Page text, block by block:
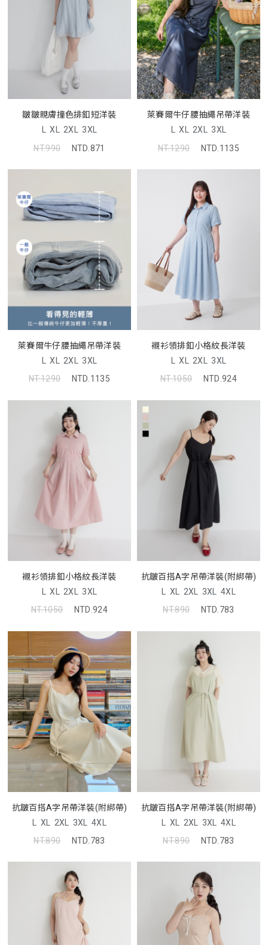
皺皺親膚撞色排釦短洋裝
L XL 2XL 3XL
NT.990
NTD.871
萊賽爾牛仔腰抽繩吊帶洋裝
L XL 2XL 3XL
NT.1290
NTD.1135
萊賽爾牛仔腰抽繩吊帶洋裝
L XL 2XL 3XL
NT.1290
NTD.1135
襯衫領排釦小格紋長洋裝
L XL 2XL 3XL
NT.1050
NTD.924
襯衫領排釦小格紋長洋裝
L XL 2XL 3XL
NT.1050
NTD.924
抗皺百搭A字吊帶洋裝(附綁帶)
L XL 2XL 3XL 4XL
NT.890
NTD.783
抗皺百搭A字吊帶洋裝(附綁帶)
L XL 2XL 3XL 4XL
NT.890
NTD.783
抗皺百搭A字吊帶洋裝(附綁帶)
L XL 2XL 3XL 4XL
NT.890
NTD.783